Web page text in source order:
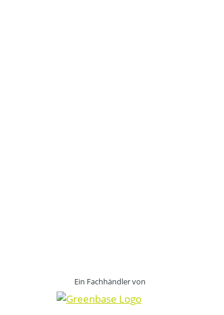
Ein Fachhändler von